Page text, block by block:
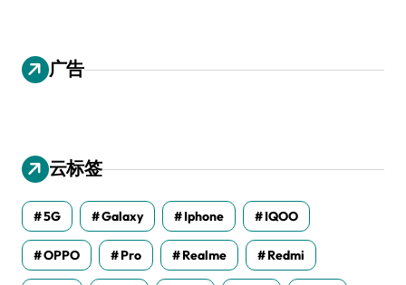
广告
云标签
5G Galaxy Iphone IQOO
OPPO Pro Realme Redmi